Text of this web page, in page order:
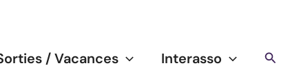
/ Vacances Interasso